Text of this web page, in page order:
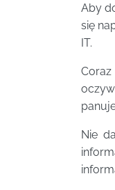
Aby
się
IT.
Nie